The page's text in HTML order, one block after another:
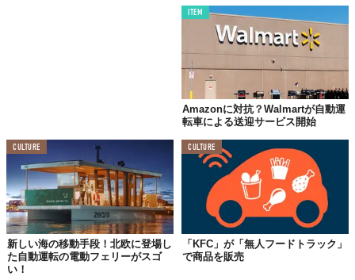
ITEM
Amazonに対抗？Walmartが自動運
転車による送迎サービス開始
CULTURE
新しい海の移動手段！北欧に登場し
た自動運転の電動フェリーがスゴ
い！
CULTURE
「KFC」が「無人フードトラック」
で商品を販売